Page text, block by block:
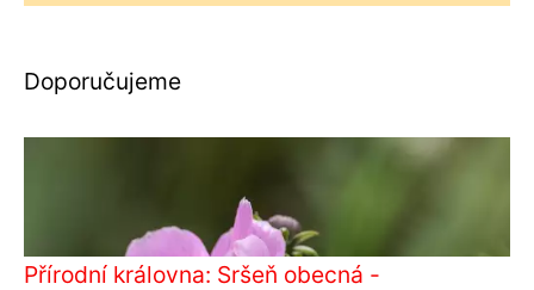
Doporučujeme
Přírodní královna: Sršeň obecná -